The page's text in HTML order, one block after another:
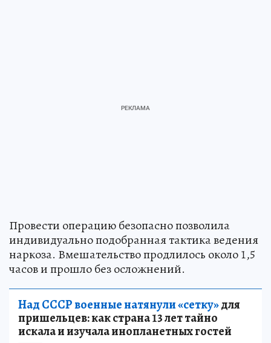
Провести операцию безопасно позволила
индивидуально подобранная тактика ведения
наркоза. Вмешательство продлилось около 1,5
часов и прошло без осложнений.
Над СССР военные натянули «сетку»для
пришельцев: как страна 13 лет тайно
искала и изучала инопланетных гостей